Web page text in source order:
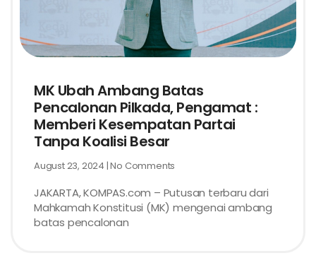
MK Ubah Ambang Batas
Pencalonan Pilkada, Pengamat :
Memberi Kesempatan Partai
Tanpa Koalisi Besar
August 23, 2024 No Comments
JAKARTA, KOMPAS.com – Putusan terbaru dari
Mahkamah Konstitusi (MK) mengenai ambang
batas pencalonan